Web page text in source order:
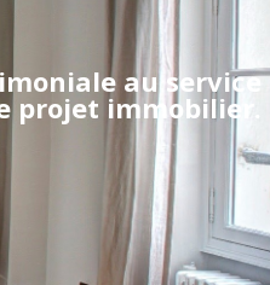
au service
projet immobilier.